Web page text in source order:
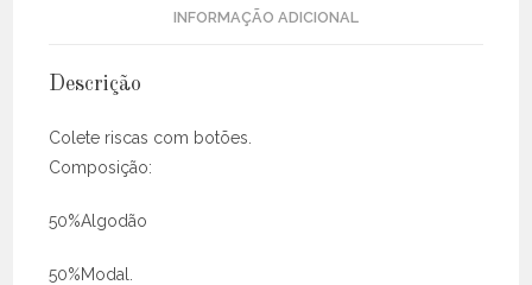
INFORMAÇÃO ADICIONAL
Descrição
Colete riscas com botões.
Composição:
50%Algodão
50%Modal.